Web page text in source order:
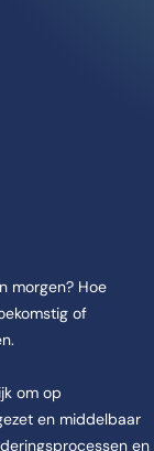
De
morgen? Hoe
of
om op
en middelbaar
en